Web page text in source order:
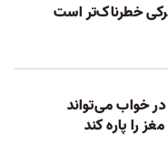
خطرناک‌تر است
خواب می‌تواند
را پاره کند